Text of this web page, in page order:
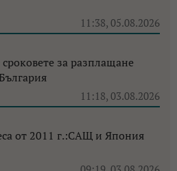
11:38, 05.08.2026
за разплащане
11:18, 03.08.2026
от 2011 г.:САЩ и Япония